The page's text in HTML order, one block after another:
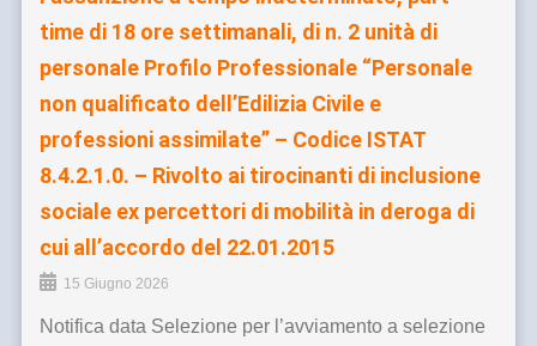
time di 18 ore settimanali, di n. 2 unità di
personale Profilo Professionale “Personale
non qualificato dell’Edilizia Civile e
professioni assimilate” – Codice ISTAT
8.4.2.1.0. – Rivolto ai tirocinanti di inclusione
sociale ex percettori di mobilità in deroga di
cui all’accordo del 22.01.2015
15 Giugno 2026
Notifica data Selezione per l’avviamento a selezione